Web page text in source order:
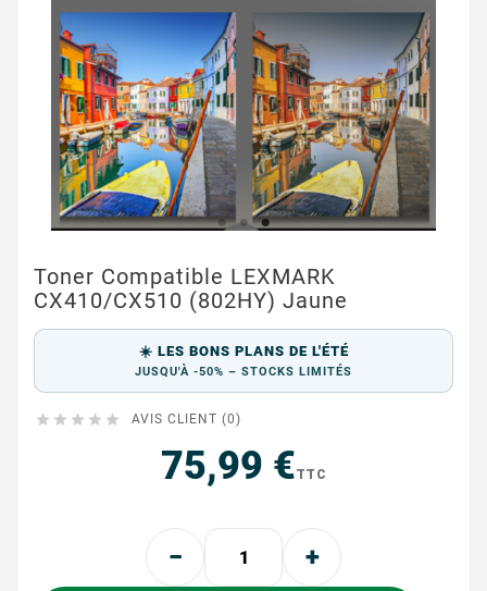
Toner Compatible LEXMARK
CX410/CX510 (802HY) Jaune
☀️ LES BONS PLANS DE L'ÉTÉ
JUSQU'À -50% – STOCKS LIMITÉS
     AVIS CLIENT (0)
75,99 €TTC